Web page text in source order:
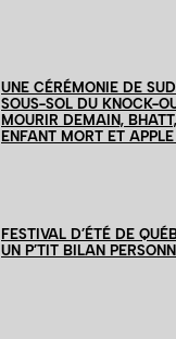
UNE CÉRÉMONIE DE
SOUS-SOL DU KNOCK-
MOURIR DEMAIN,
ENFANT MORT ET
FESTIVAL D’ÉTÉ DE
UN P’TIT BILAN